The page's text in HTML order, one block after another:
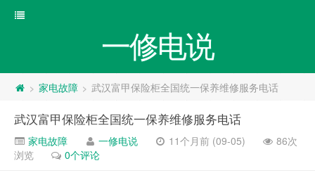
一修电说
> 家电故障 > 武汉富甲保险柜全国统一保养维修服务电话
武汉富甲保险柜全国统一保养维修服务电话
家电故障 一修电说 11个月前 (09-05)
86次
浏览
0个评论